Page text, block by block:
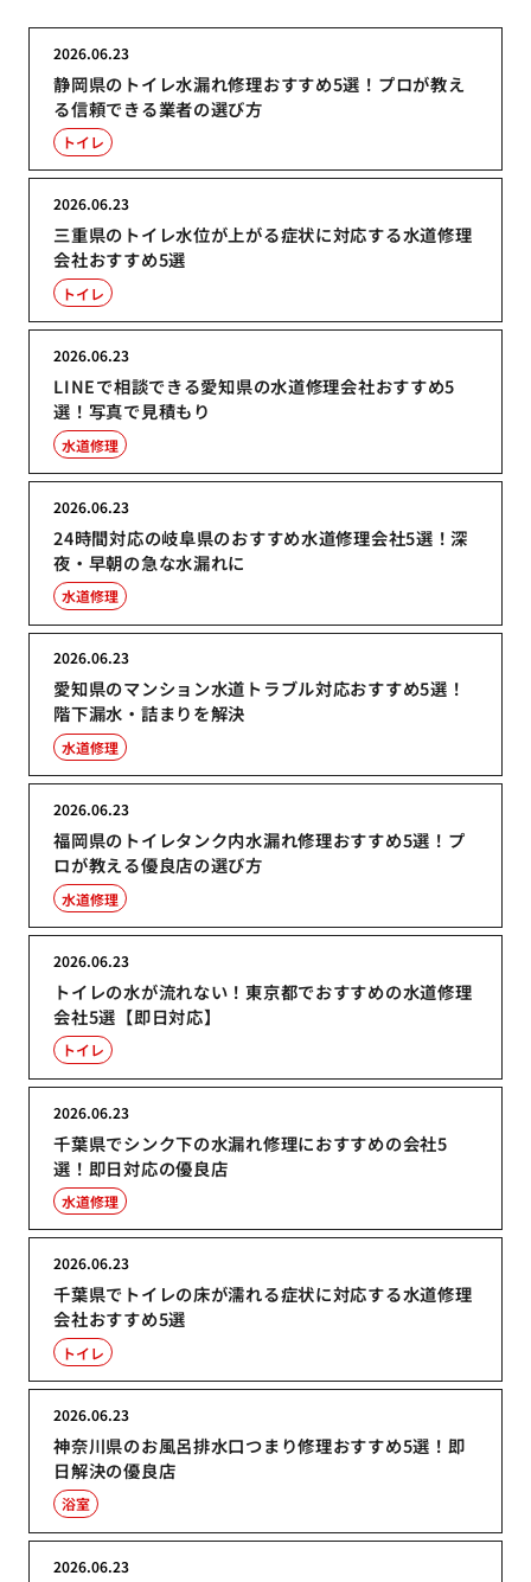
静岡県のトイレ水漏れ修理おすすめ5選！プロが教え
る信頼できる業者の選び方
2026.06.23
トイレ
三重県のトイレ水位が上がる症状に対応する水道修理
会社おすすめ5選
2026.06.23
トイレ
LINEで相談できる愛知県の水道修理会社おすすめ5
選！写真で見積もり
2026.06.23
水道修理
24時間対応の岐阜県のおすすめ水道修理会社5選！深
夜・早朝の急な水漏れに
2026.06.23
水道修理
愛知県のマンション水道トラブル対応おすすめ5選！
階下漏水・詰まりを解決
2026.06.23
水道修理
福岡県のトイレタンク内水漏れ修理おすすめ5選！プ
ロが教える優良店の選び方
2026.06.23
水道修理
トイレの水が流れない！東京都でおすすめの水道修理
会社5選【即日対応】
2026.06.23
トイレ
千葉県でシンク下の水漏れ修理におすすめの会社5
選！即日対応の優良店
2026.06.23
水道修理
千葉県でトイレの床が濡れる症状に対応する水道修理
会社おすすめ5選
2026.06.23
トイレ
神奈川県のお風呂排水口つまり修理おすすめ5選！即
日解決の優良店
2026.06.23
浴室
2026.06.23